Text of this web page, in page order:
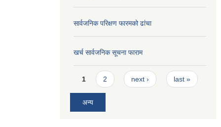
सार्वजनिक परिक्षण फारमको ढांचा
खर्च सार्वजनिक सूचना फाराम
Pages
1 2 next › last »
अन्य